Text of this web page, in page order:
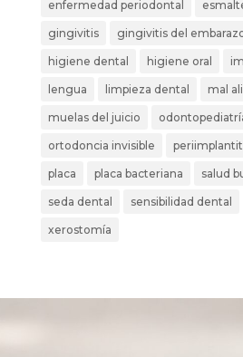
enfermedad periodontal
gingivitis gingivitis del
higiene dental higiene oral
lengua limpieza dental mal
muelas del juicio
ortodoncia invisible
placa placa bacteriana salud
seda dental sensibilidad dental
xerostomía